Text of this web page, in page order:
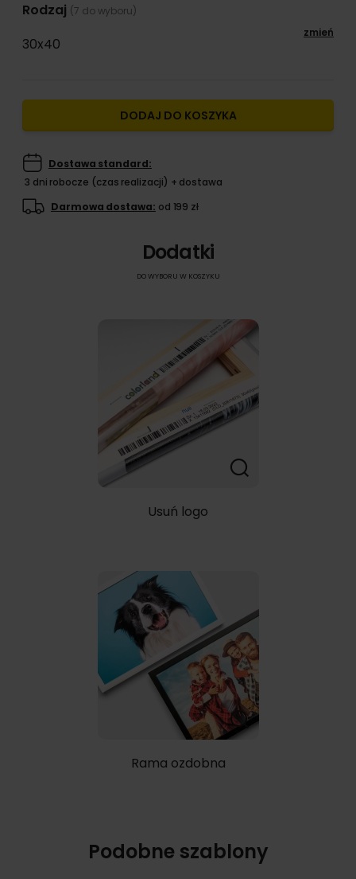
Rodzaj (7 do wyboru)
30x40
zmień
DODAJ DO KOSZYKA
Dostawa standard:
3 dni robocze (czas realizacji) + dostawa
Darmowa dostawa: od 199 zł
Dodatki
DO WYBORU W KOSZYKU
Usuń logo
Rama ozdobna
Podobne szablony